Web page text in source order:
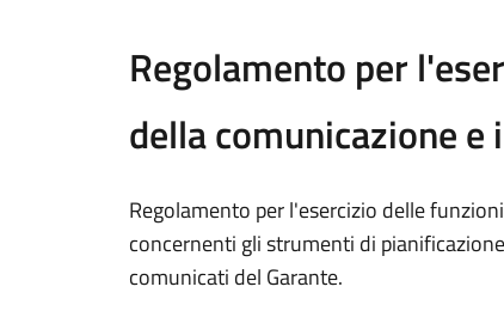
Regolamento per
della comunicazione e
Regolamento per l'esercizio delle
concernenti gli strumenti di
comunicati del Garante.